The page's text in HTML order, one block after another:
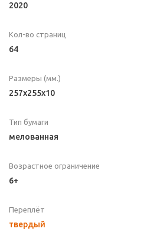
2020
Кол-во страниц
64
Размеры (мм.)
257x255x10
Тип бумаги
мелованная
Возрастное ограничение
6+
Переплёт
твердый